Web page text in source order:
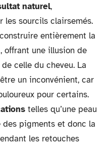
naturel,
les sourcils clairsemés.
entièrement la
offrant une illusion de
celle du cheveu. La
un inconvénient, car
pour certains.
telles qu’une peau
pigments et donc la
les retouches